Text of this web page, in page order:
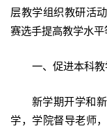
层教学组织教研活
赛选手提高教学水平
一、促进本科
新学期开学和
学，学院督导老师